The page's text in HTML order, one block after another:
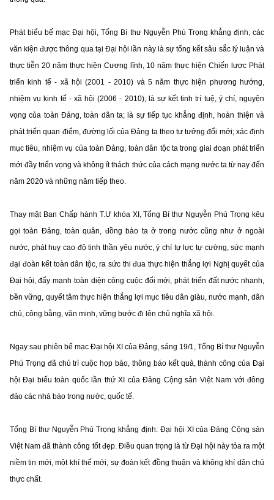
Phát biểu bế mạc Đại hội, Tổng Bí thư Nguyễn Phú Trọng khẳng định, các
văn kiện được thông qua tại Đại hội lần này là sự tổng kết sâu sắc lý luận và
thực tiễn 20 năm thực hiện Cương lĩnh, 10 năm thực hiện Chiến lược Phát
triển kinh tế - xã hội (2001 - 2010) và 5 năm thực hiện phương hướng,
nhiệm vụ kinh tế - xã hội (2006 - 2010), là sự kết tinh trí tuệ, ý chí, nguyện
vọng của toàn Đảng, toàn dân ta; là sự tiếp tục khẳng định, hoàn thiện và
phát triển quan điểm, đường lối của Đảng ta theo tư tưởng đổi mới; xác định
mục tiêu, nhiệm vụ của toàn Đảng, toàn dân tộc ta trong giai đoạn phát triển
mới đầy triển vọng và không ít thách thức của cách mạng nước ta từ nay đến
năm 2020 và những năm tiếp theo.
Thay mặt Ban Chấp hành T.Ư khóa XI, Tổng Bí thư Nguyễn Phú Trọng kêu
gọi toàn Đảng, toàn quân, đồng bào ta ở trong nước cũng như ở ngoài
nước, phát huy cao độ tinh thần yêu nước, ý chí tự lực tự cường, sức mạnh
đại đoàn kết toàn dân tộc, ra sức thi đua thực hiện thắng lợi Nghị quyết của
Đại hội, đẩy mạnh toàn diện công cuộc đổi mới, phát triển đất nước nhanh,
bền vững, quyết tâm thực hiện thắng lợi mục tiêu dân giàu, nước mạnh, dân
chủ, công bằng, văn minh, vững bước đi lên chủ nghĩa xã hội.
Ngay sau phiên bế mạc Đại hội XI của Đảng, sáng 19/1, Tổng Bí thư Nguyễn
Phú Trọng đã chủ trì cuộc họp báo, thông báo kết quả, thành công của Đại
hội Đại biểu toàn quốc lần thứ XI của Đảng Cộng sản Việt Nam với đông
đảo các nhà báo trong nước, quốc tế.
Tổng Bí thư Nguyễn Phú Trọng khẳng định: Đại hội XI của Đảng Cộng sản
Việt Nam đã thành công tốt đẹp. Điều quan trọng là từ Đại hội này tỏa ra một
niềm tin mới, một khí thế mới, sự đoàn kết đồng thuận và không khí dân chủ
thực chất.